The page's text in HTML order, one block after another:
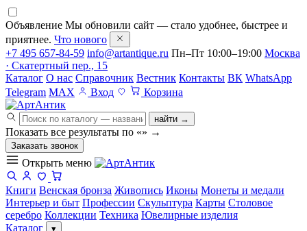
Объявление Мы обновили сайт — стало удобнее, быстрее и
приятнее. Что нового
+7 495 657-84-59 info@artantique.ru Пн–Пт 10:00–19:00 Москва
· Скатертный пер., 15
Каталог О нас Справочник Вестник Контакты ВК WhatsApp
Telegram MAX Вход Корзина
найти →
Показать все результаты по «» →
Заказать звонок
Открыть меню
Книги Венская бронза Живопись Иконы Монеты и медали
Интерьер и быт Профессии Скульптура Карты Столовое
серебро Коллекции Техника Ювелирные изделия
Каталог
▾